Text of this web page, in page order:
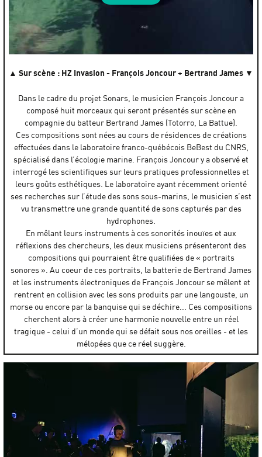
par
La Carène Brest
▲ Sur scène : HZ Invasion - François Joncour + Bertrand James ▼
Dans le cadre du projet Sonars, le musicien François Joncour a
composé huit morceaux qui seront présentés sur scène en
compagnie du batteur Bertrand James (Totorro, La Battue).
Ces compositions sont nées au cours de résidences de créations
effectuées dans le laboratoire franco-québécois BeBest du CNRS,
spécialisé dans l’écologie marine. François Joncour y a observé et
interrogé les scientifiques sur leurs pratiques professionnelles et
leurs goûts esthétiques. Le laboratoire ayant récemment orienté
ses recherches sur l’étude des sons sous-marins, le musicien s’est
vu transmettre une grande quantité de sons capturés par des
hydrophones.
En mêlant leurs instruments à ces sonorités inouïes et aux
réflexions des chercheurs, les deux musiciens présenteront des
compositions qui pourraient être qualifiées de « portraits
sonores ». Au coeur de ces portraits, la batterie de Bertrand James
et les instruments électroniques de François Joncour se mêlent et
rentrent en collision avec les sons produits par une langouste, un
morse ou encore par la banquise qui se déchire... Ces compositions
cherchent alors à créer une harmonie nouvelle entre un réel
tragique - celui d’un monde qui se défait sous nos oreilles - et les
mélopées que ce réel suggère.